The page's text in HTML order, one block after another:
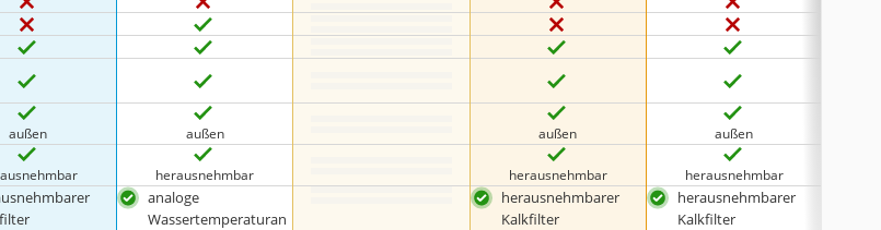
außen außen außen außen
herausnehmbar herausnehmbar herausnehmbar
analoge
Wassertemperaturan
herausnehmbarer
Kalkfilter
herausnehmbarer
Kalkfilter